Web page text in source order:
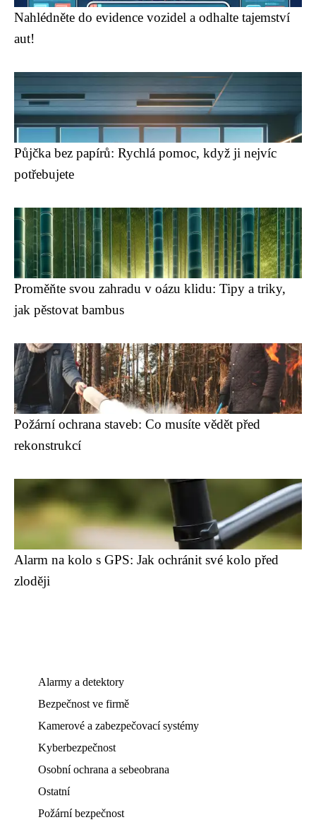
Nahlédněte do evidence vozidel a odhalte tajemství
aut!
Půjčka bez papírů: Rychlá pomoc, když ji nejvíc
potřebujete
Proměňte svou zahradu v oázu klidu: Tipy a triky,
jak pěstovat bambus
Požární ochrana staveb: Co musíte vědět před
rekonstrukcí
Alarm na kolo s GPS: Jak ochránit své kolo před
zloději
Alarmy a detektory
Bezpečnost ve firmě
Kamerové a zabezpečovací systémy
Kyberbezpečnost
Osobní ochrana a sebeobrana
Ostatní
Požární bezpečnost